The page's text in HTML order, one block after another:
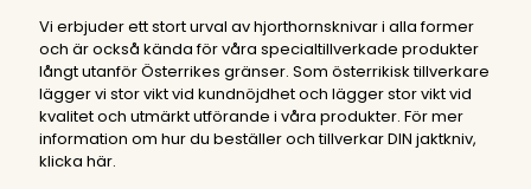
Vi erbjuder ett stort urval av hjorthornsknivar i alla former
och är också kända för våra specialtillverkade produkter
långt utanför Österrikes gränser. Som österrikisk tillverkare
lägger vi stor vikt vid kundnöjdhet och lägger stor vikt vid
kvalitet och utmärkt utförande i våra produkter. För mer
information om hur du beställer och tillverkar DIN jaktkniv,
klicka här.